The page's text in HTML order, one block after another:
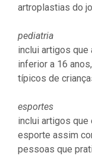
artroplastias do
pediatria
inclui artigos que
inferior a 16
típicos de
esportes
inclui artigos
esporte assim
pessoas que